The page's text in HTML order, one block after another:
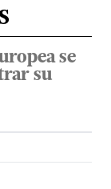
se
su